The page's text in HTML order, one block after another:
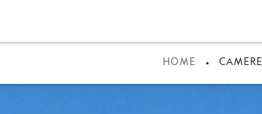
HOME CAMERE